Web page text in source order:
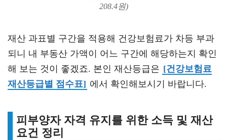
208.4원)
재산 과표별 구간을 적용해 건강보험료가 차등 부과
되니 내 부동산 가액이 어느 구간에 해당하는지 확인
해 보는 것이 좋겠죠. 본인 재산등급은 [건강보험료
재산등급별 점수표] 에서 확인해보시기 바랍니다.
피부양자 자격 유지를 위한 소득 및 재산
요건 정리